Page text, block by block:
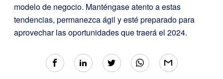
modelo de negocio. Manténgase atento a estas
tendencias, permanezca ágil y esté preparado para
aprovechar las oportunidades que traerá el 2024.